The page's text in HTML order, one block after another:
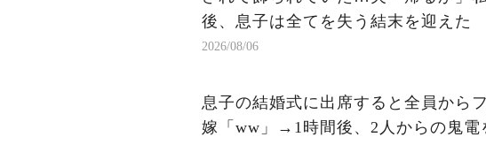
後、息子は全てを失う結末を迎えた
2026/08/06
息子の結婚式に出席すると全員から
嫁「ww」→1時間後、2人からの鬼電